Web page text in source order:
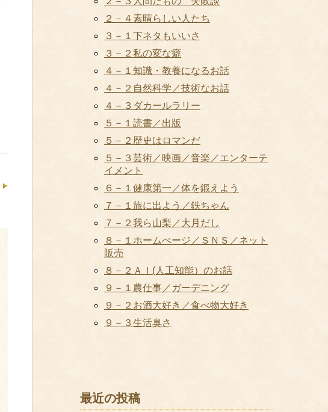
２－４素晴らしい人たち
３－１下ネタもいいさ
３－２私の変な癖
４－１知識・教養になるお話
４－２自然科学／技術なお話
４－３ダカールラリー
５－１読書／出版
５－２歴史はロマンだ
５－３芸術／映画／音楽／エンターテ
イメント
６－１健康第一／体を鍛えよう
７－１旅に出よう／鉄ちゃん
７－２我ら山梨／大月だし
８－１ホームぺージ／ＳＮＳ／ネット
販売
８－２ＡＩ(人工知能）のお話
９－１農仕事／ガーデニング
９－２お酒大好き／食べ物大好き
９－３生活臭さ
最近の投稿